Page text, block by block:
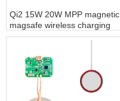
Qi2 15W 20W MPP magnetic
magsafe wireless charging
module magnet fast wireless
kdbcp1